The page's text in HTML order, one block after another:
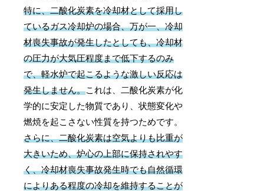
特に、二酸化炭素を冷却材として採用し
ているガス冷却炉の場合、万が一、冷却
材喪失事故が発生したとしても、冷却材
の圧力が大気圧程度まで低下するのみ
で、軽水炉で起こるような激しい反応は
発生しません。これは、二酸化炭素が化
学的に安定した物質であり、状態変化や
燃焼を起こさない性質を持つためです。
さらに、二酸化炭素は空気よりも比重が
大きいため、炉心の上部に保持されやす
く、冷却材喪失事故発生時でも自然循環
によりある程度の冷却を維持することが